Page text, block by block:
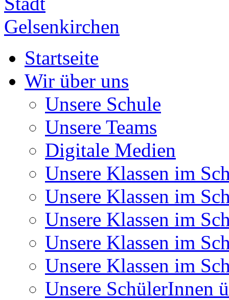
Startseite
Wir über uns
Unsere Schule
Unsere Teams
Digitale Medien
Unsere Klassen im
Unsere Klassen im
Unsere Klassen im
Unsere Klassen im
Unsere Klassen im
Unsere SchülerInnen